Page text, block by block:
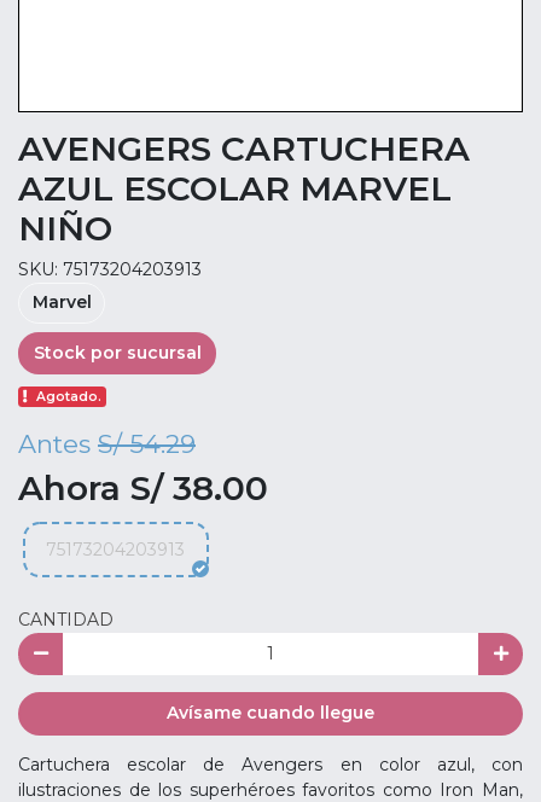
AVENGERS CARTUCHERA
AZUL ESCOLAR MARVEL
NIÑO
SKU: 75173204203913
Marvel
Stock por sucursal
Agotado.
Antes S/ 54.29
Ahora S/ 38.00
75173204203913
CANTIDAD
Avísame cuando llegue
Cartuchera escolar de Avengers en color azul, con
ilustraciones de los superhéroes favoritos como Iron Man,